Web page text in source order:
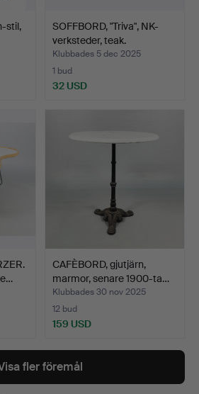
stil,
SOFFBORD, "Triva", NK-
verksteder, teak.
Klubbades 5 dec 2025
1 bud
32 USD
CAFÈBORD, gjutjärn,
marmor, senare 1900-ta…
Klubbades 30 nov 2025
12 bud
159 USD
fler föremål